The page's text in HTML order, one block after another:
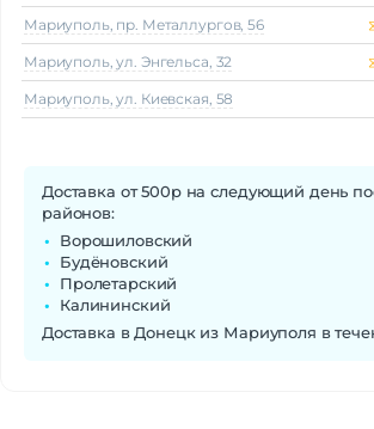
Мариуполь, пр. Металлургов, 56
Мариуполь, ул. Энгельса, 32
Мариуполь, ул. Киевская, 58
Доставка от 500р на следующий день
районов:
Ворошиловский
Будёновский
Пролетарский
Калининский
Доставка в Донецк из Мариуполя в